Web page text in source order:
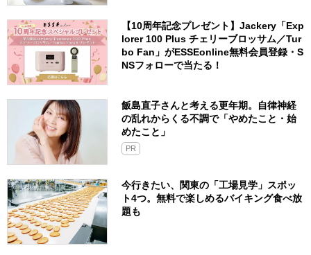
【10周年記念プレゼント】Jackery「Exp
lorer 100 Plus チェリーブロッサム／Tur
bo Fan」がESSEonline無料会員登録・S
NSフォローで当たる！
飯島直子さんと考える更年期。自律神経
の乱れからくる不調で「やめたこと・始
めたこと」
PR
今行きたい、関東の「工場見学」スポッ
ト4つ。無料で楽しめるバイキング食べ放
題も